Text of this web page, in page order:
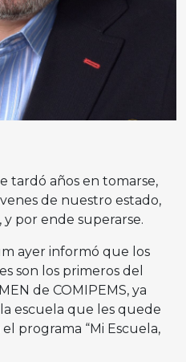
tardó años en tomarse,
de nuestro estado,
por ende superarse.
ayer informó que los
son los primeros del
de COMIPEMS, ya
escuela que les quede
programa “Mi Escuela,